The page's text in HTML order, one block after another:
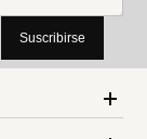
Suscribirse